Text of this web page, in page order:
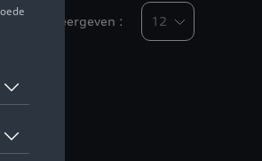
Weergeven :